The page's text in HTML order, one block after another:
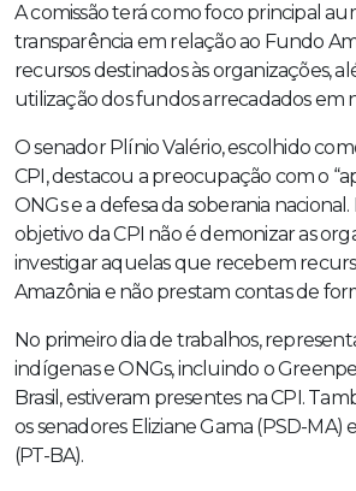
A comissão terá como foco principal
transparência em relação ao Fundo
recursos destinados às organizações,
utilização dos fundos arrecadados em
O senador Plínio Valério, escolhido
CPI, destacou a preocupação com o
ONGs e a defesa da soberania
objetivo da CPI não é demonizar as
investigar aquelas que recebem
Amazônia e não prestam contas de
No primeiro dia de trabalhos,
indígenas e ONGs, incluindo o
Brasil, estiveram presentes na CPI.
os senadores Eliziane Gama (PSD-MA)
(PT-BA).